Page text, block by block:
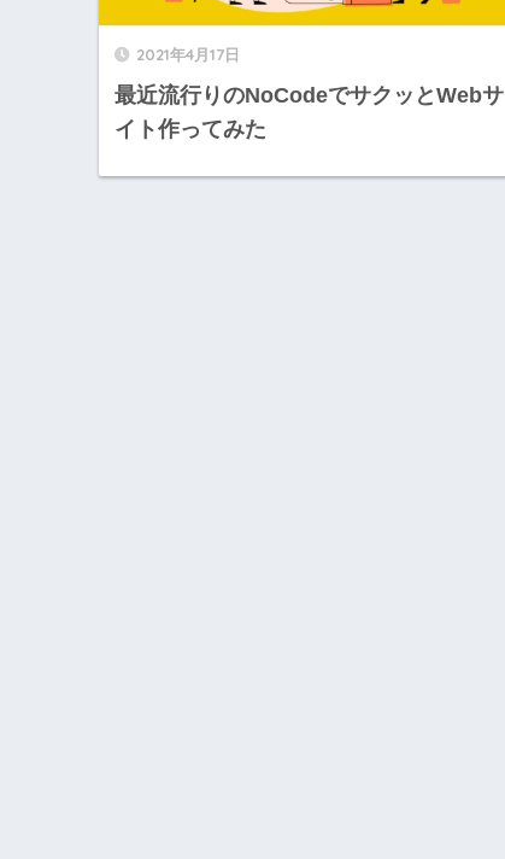
2021年4月17日
最近流行りのNoCodeでサクッとWebサ
イト作ってみた